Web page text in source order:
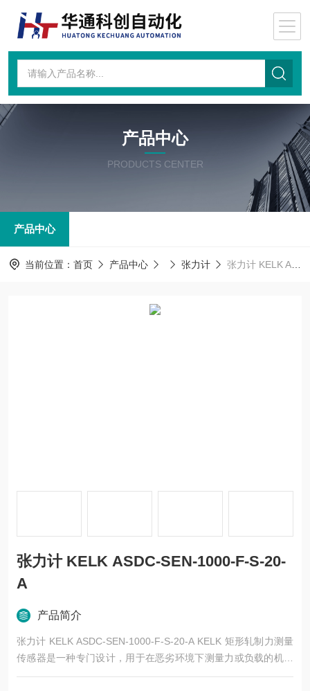
产品中心
PRODUCTS CENTER
产品中心
当前位置： 首页 产品中心 张力计 张力计 KELK ASDC-SEN-1000-F-S-20-A
张力计 KELK ASDC-SEN-1000-F-S-20-
A
产品简介
张力计 KELK ASDC-SEN-1000-F-S-20-A KELK 矩形轧制力测量
传感器是一种专门设计，用于在恶劣环境下测量力或负载的机电
传感器它们在金属轧机行业中的长期使用证明了它们在恶劣的操